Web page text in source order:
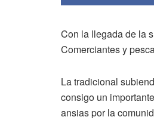
Con la llegada de la
Comerciantes y
La tradicional
consigo un
ansias por la